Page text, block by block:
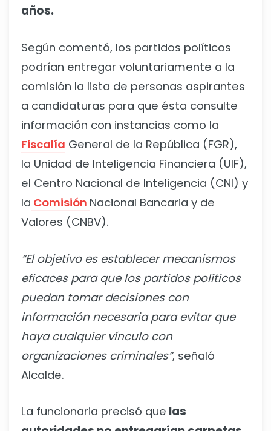
años.
Según comentó, los partidos políticos
podrían entregar voluntariamente a la
comisión la lista de personas aspirantes
a candidaturas para que ésta consulte
información con instancias como la
Fiscalía General de la República (FGR),
la Unidad de Inteligencia Financiera (UIF),
el Centro Nacional de Inteligencia (CNI) y
la Comisión Nacional Bancaria y de
Valores (CNBV).
“El objetivo es establecer mecanismos
eficaces para que los partidos políticos
puedan tomar decisiones con
información necesaria para evitar que
haya cualquier vínculo con
organizaciones criminales”, señaló
Alcalde.
La funcionaria precisó que las